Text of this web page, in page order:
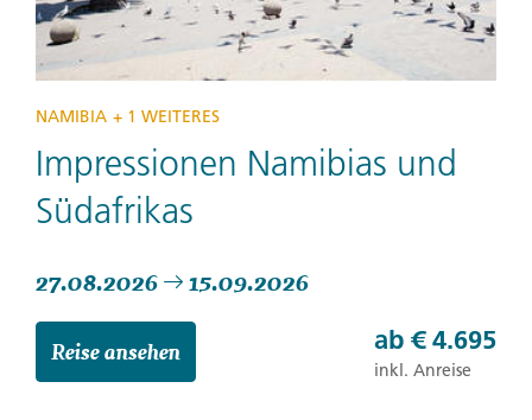
NAMIBIA + 1 WEITERES
Impressionen Namibias und
Südafrikas
27.08.2026 15.09.2026
Reise ansehen ab € 4.695
inkl. Anreise